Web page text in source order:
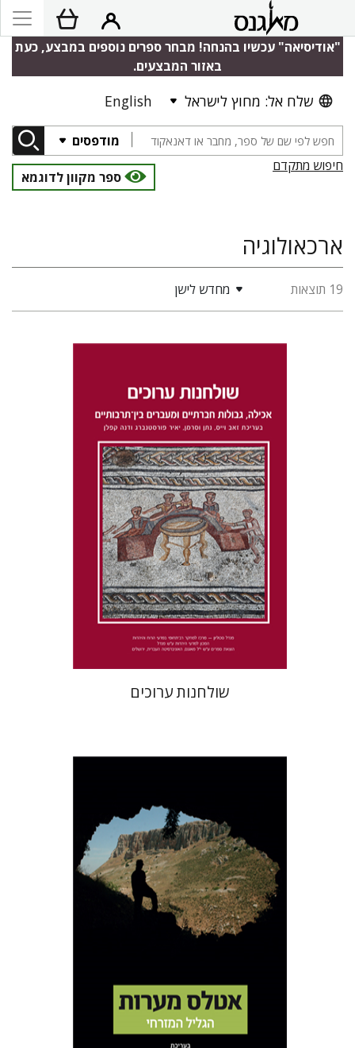
"אודיסיאה" עכשיו בהנחה! מבחר ספרים נוספים במבצע, כעת
באזור המבצעים.
שלח אל: מחוץ לישראל English
מודפסים
חיפוש מתקדם
ספר מקוון לדוגמא
ארכאולוגיה
19 תוצאות מחדש לישן
דנה קפלן נתן וסרמן
זאב וייס
יאיר פורסטנברג
הנחת אתר ספר מודפס
$46
$41
שולחנות ערוכים
עמוס פרומקין ינון שבטיאל
הנחת אתר ספר מודפס
$56
$50